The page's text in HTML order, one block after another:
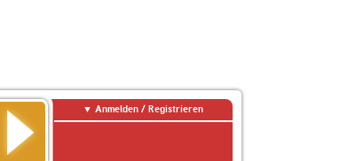
Anmelden / Registrieren